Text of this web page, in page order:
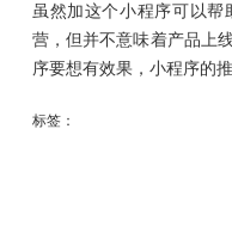
虽然加这个小程序可以帮
营，但并不意味着产品上
序要想有效果，小程序的
标签：